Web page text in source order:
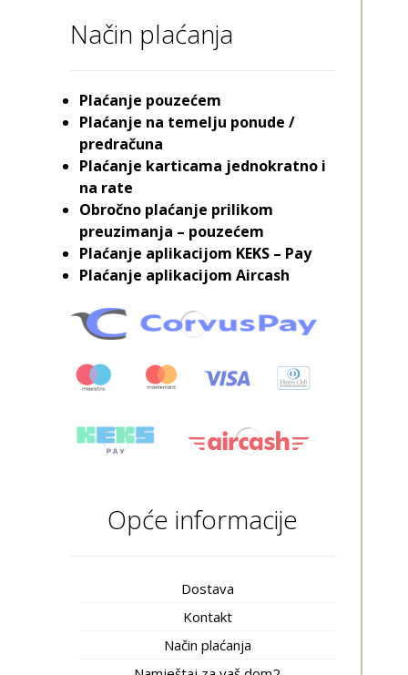
Način plaćanja
Plaćanje pouzećem
Plaćanje na temelju ponude /
predračuna
Plaćanje karticama jednokratno i
na rate
Obročno plaćanje prilikom
preuzimanja – pouzećem
Plaćanje aplikacijom KEKS – Pay
Plaćanje aplikacijom Aircash
Opće informacije
Dostava
Kontakt
Način plaćanja